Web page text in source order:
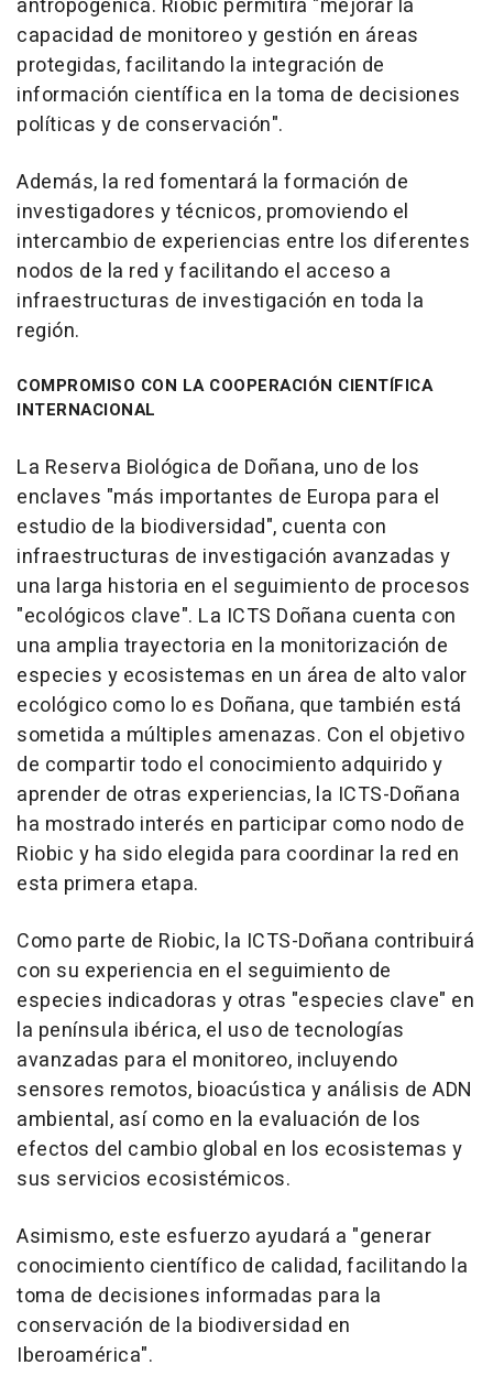
antropogénica. Riobic permitirá "mejorar la
capacidad de monitoreo y gestión en áreas
protegidas, facilitando la integración de
información científica en la toma de decisiones
políticas y de conservación".
Además, la red fomentará la formación de
investigadores y técnicos, promoviendo el
intercambio de experiencias entre los diferentes
nodos de la red y facilitando el acceso a
infraestructuras de investigación en toda la
región.
COMPROMISO CON LA COOPERACIÓN CIENTÍFICA
INTERNACIONAL
La Reserva Biológica de Doñana, uno de los
enclaves "más importantes de Europa para el
estudio de la biodiversidad", cuenta con
infraestructuras de investigación avanzadas y
una larga historia en el seguimiento de procesos
"ecológicos clave". La ICTS Doñana cuenta con
una amplia trayectoria en la monitorización de
especies y ecosistemas en un área de alto valor
ecológico como lo es Doñana, que también está
sometida a múltiples amenazas. Con el objetivo
de compartir todo el conocimiento adquirido y
aprender de otras experiencias, la ICTS-Doñana
ha mostrado interés en participar como nodo de
Riobic y ha sido elegida para coordinar la red en
esta primera etapa.
Como parte de Riobic, la ICTS-Doñana contribuirá
con su experiencia en el seguimiento de
especies indicadoras y otras "especies clave" en
la península ibérica, el uso de tecnologías
avanzadas para el monitoreo, incluyendo
sensores remotos, bioacústica y análisis de ADN
ambiental, así como en la evaluación de los
efectos del cambio global en los ecosistemas y
sus servicios ecosistémicos.
Asimismo, este esfuerzo ayudará a "generar
conocimiento científico de calidad, facilitando la
toma de decisiones informadas para la
conservación de la biodiversidad en
Iberoamérica".